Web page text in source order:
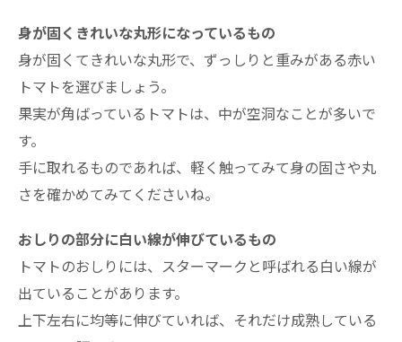
身が固くきれいな丸形になっているもの
身が固くてきれいな丸形で、ずっしりと重みがある赤い
トマトを選びましょう。
果実が角ばっているトマトは、中が空洞なことが多いで
す。
手に取れるものであれば、軽く触ってみて身の固さや丸
さを確かめてみてくださいね。
おしりの部分に白い線が伸びているもの
トマトのおしりには、スターマークと呼ばれる白い線が
出ていることがあります。
上下左右に均等に伸びていれば、それだけ成熟している